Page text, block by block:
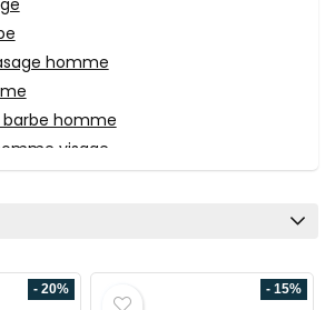
homme
homme
visage
- 20% - 15%